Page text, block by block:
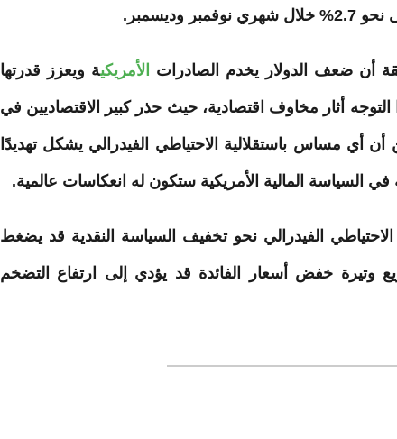
خلال شهري نوفمبر وديسمبر.
أن ضعف الدولار يخدم الصادرات الأمريكية ويعزز قدرتها
التوجه أثار مخاوف اقتصادية، حيث حذر كبير الاقتصاديين في
أي مساس باستقلالية الاحتياطي الفيدرالي يشكل تهديدًا
في السياسة المالية الأمريكية ستكون له انعكاسات عالمية.
الفيدرالي نحو تخفيف السياسة النقدية قد يضغط
خفض أسعار الفائدة قد يؤدي إلى ارتفاع التضخم